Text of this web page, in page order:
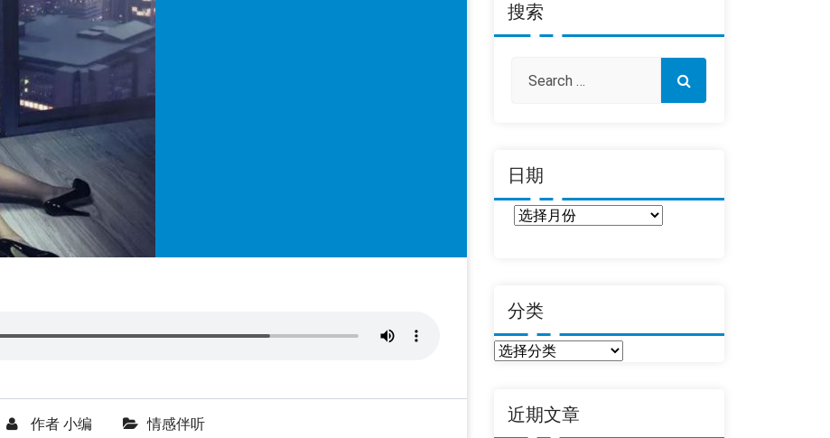
作者 小编 情感伴听
搜索
日期
分类
分
近期文章